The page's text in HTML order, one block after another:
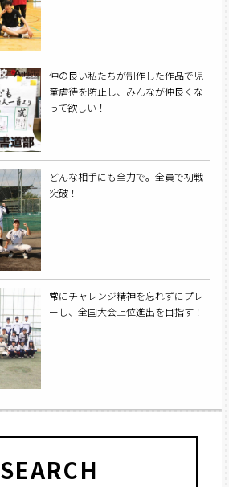
仲の良い私たちが制作した作品で児
童虐待を防止し、みんなが仲良くな
って欲しい！
どんな相手にも全力で。全員で初戦
突破！
常にチャレンジ精神を忘れずにプレ
ーし、全国大会上位進出を目指す！
SEARCH